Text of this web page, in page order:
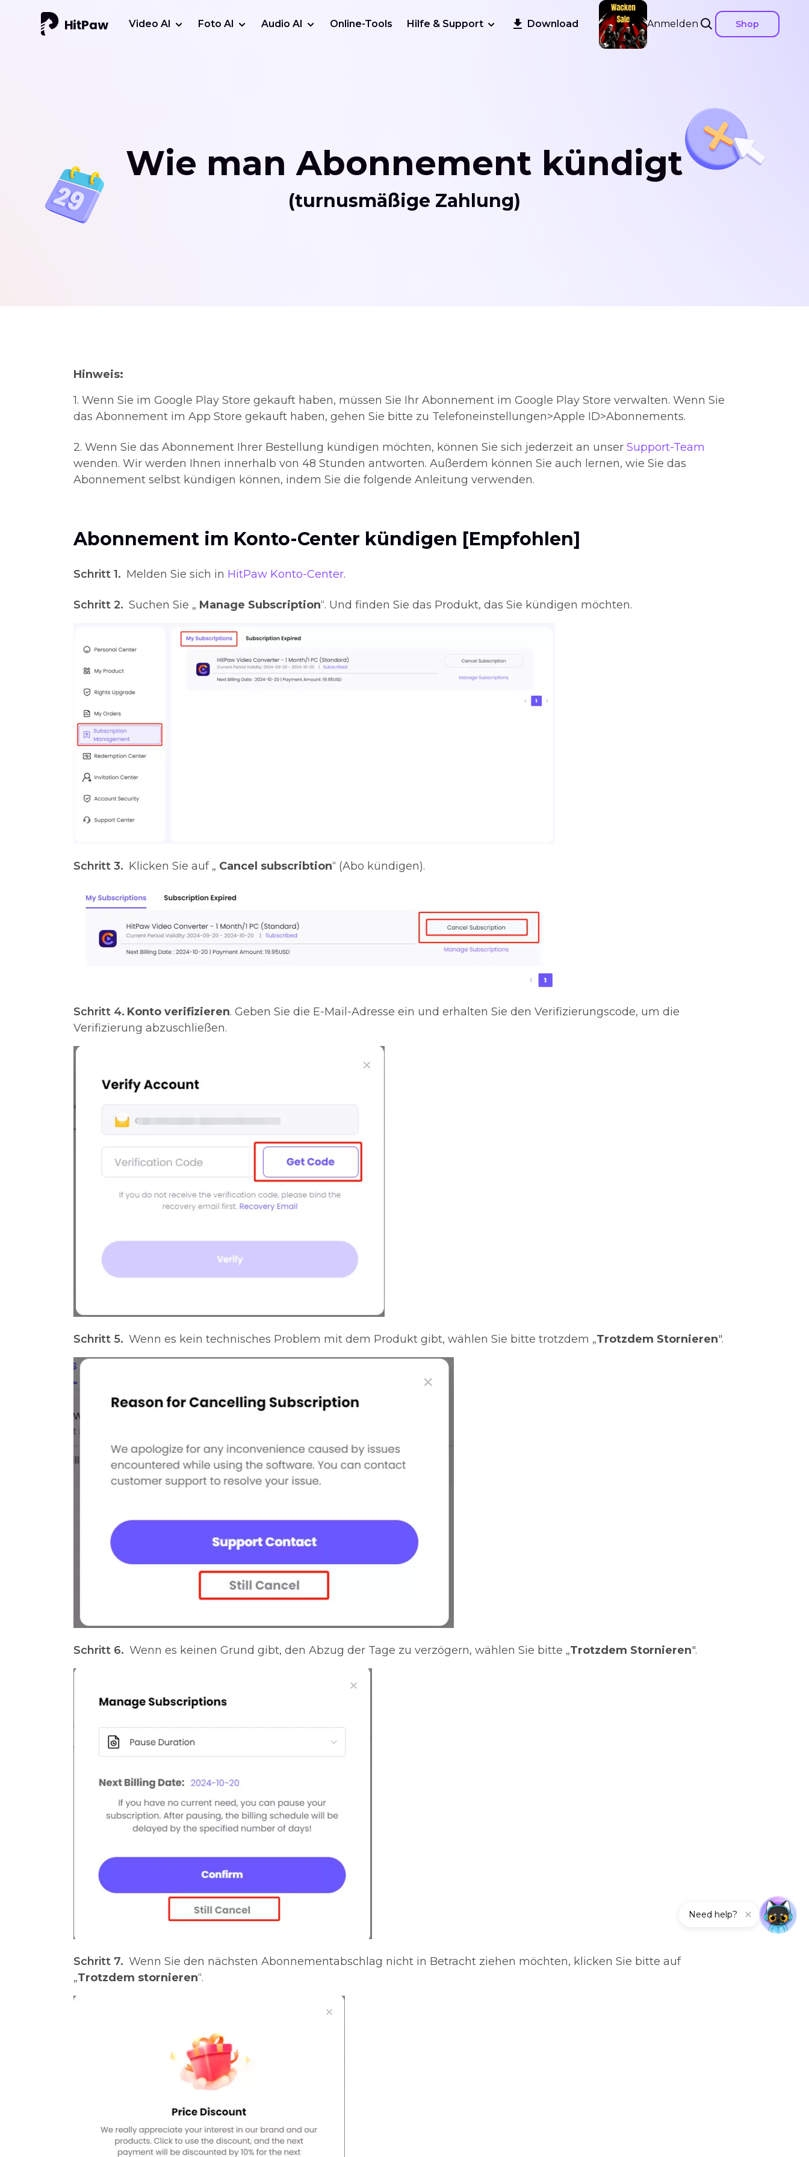
Anmelden Shop
Video AI Foto AI Audio AI Online-Tools Hilfe & Support Download
Wie man Abonnement kündigt
(turnusmäßige Zahlung)
Hinweis:
1. Wenn Sie im Google Play Store gekauft haben, müssen Sie Ihr Abonnement im Google Play Store verwalten. Wenn Sie
das Abonnement im App Store gekauft haben, gehen Sie bitte zu Telefoneinstellungen>Apple ID>Abonnements.
2. Wenn Sie das Abonnement Ihrer Bestellung kündigen möchten, können Sie sich jederzeit an unser Support-Team
wenden. Wir werden Ihnen innerhalb von 48 Stunden antworten. Außerdem können Sie auch lernen, wie Sie das
Abonnement selbst kündigen können, indem Sie die folgende Anleitung verwenden.
Abonnement im Konto-Center kündigen [Empfohlen]
Schritt 1. Melden Sie sich in HitPaw Konto-Center.
Schritt 2. Suchen Sie „ Manage Subscription“. Und finden Sie das Produkt, das Sie kündigen möchten.
Schritt 3. Klicken Sie auf „ Cancel subscribtion“ (Abo kündigen).
Schritt 4. Konto verifizieren. Geben Sie die E-Mail-Adresse ein und erhalten Sie den Verifizierungscode, um die
Verifizierung abzuschließen.
Schritt 5. Wenn es kein technisches Problem mit dem Produkt gibt, wählen Sie bitte trotzdem „Trotzdem Stornieren".
Schritt 6. Wenn es keinen Grund gibt, den Abzug der Tage zu verzögern, wählen Sie bitte „Trotzdem Stornieren".
Schritt 7. Wenn Sie den nächsten Abonnementabschlag nicht in Betracht ziehen möchten, klicken Sie bitte auf
„Trotzdem stornieren“.
Need help?